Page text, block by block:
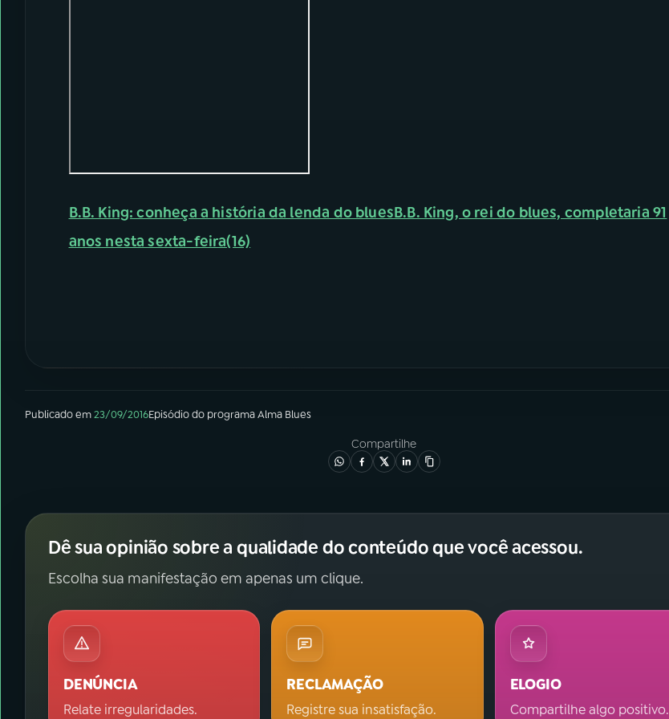
B.B. King: conheça a história da lenda do bluesB.B. King, o rei do blues, completaria 91
anos nesta sexta-feira(16)
Publicado em23/09/2016Episódiodo programaAlma Blues
Compartilhe
Dê sua opinião sobre a qualidade do conteúdo que você acessou.
Escolha sua manifestação em apenas um clique.
DENÚNCIA
Relate irregularidades.
RECLAMAÇÃO
Registre sua insatisfação.
ELOGIO
Compartilhe algo positivo.